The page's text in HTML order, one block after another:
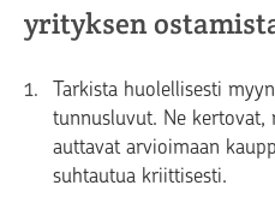
yrityksen
Tarkista huolellisesti
tunnusluvut. Ne
auttavat arvioimaan
suhtautua kriittisesti.